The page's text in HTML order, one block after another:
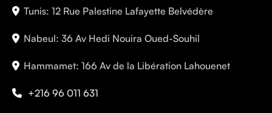
Tunis: 12 Rue Palestine Lafayette Belvédère
Nabeul: 36 Av Hedi Nouira Oued-Souhil
Hammamet: 166 Av de la Libération Lahouenet
+216 96 011 631